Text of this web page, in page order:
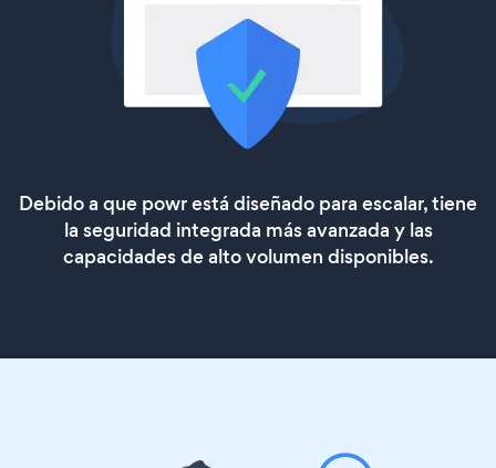
Debido a que powr está diseñado para escalar, tiene
la seguridad integrada más avanzada y las
capacidades de alto volumen disponibles.